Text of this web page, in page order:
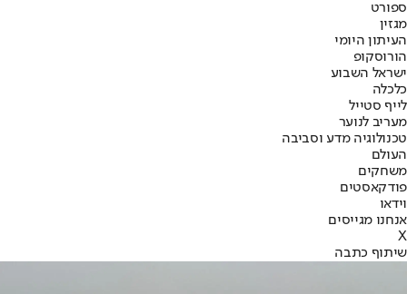
ספורט
מגזין
העיתון היומי
הורוסקופ
ישראל השבוע
כלכלה
לייף סטייל
מעריב לנוער
טכנולוגיה מדע וסביבה
העולם
משחקים
פודקאסטים
וידאו
אנחנו מגייסים
X
שיתוף כתבה